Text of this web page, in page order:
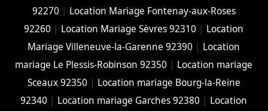
92270 | Location Mariage Fontenay-aux-Roses
92260 | Location Mariage Sèvres 92310 | Location
Mariage Villeneuve-la-Garenne 92390 | Location
mariage Le Plessis-Robinson 92350 | Location mariage
Sceaux 92350 | Location mariage Bourg-la-Reine
92340 | Location mariage Garches 92380 | Location